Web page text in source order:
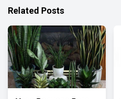
Related Posts